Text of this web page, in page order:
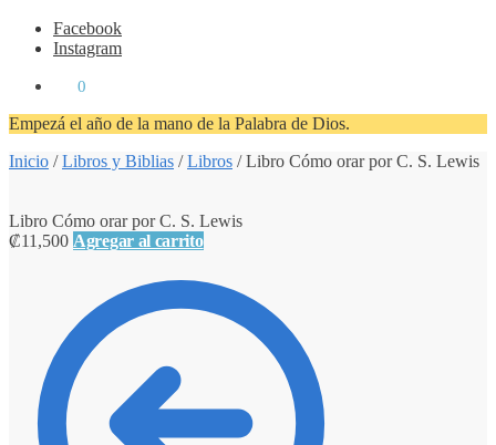
Facebook
Instagram
0
Empezá el año de la mano de la Palabra de Dios.
Inicio /Libros y Biblias /Libros /Libro Cómo orar por C. S. Lewis
Libro Cómo orar por C. S. Lewis
₡11,500 Agregar al carrito